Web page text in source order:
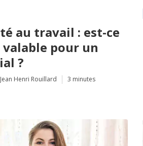
au travail : est-ce
pour un
?
Jean Henri Rouillard 3 minutes